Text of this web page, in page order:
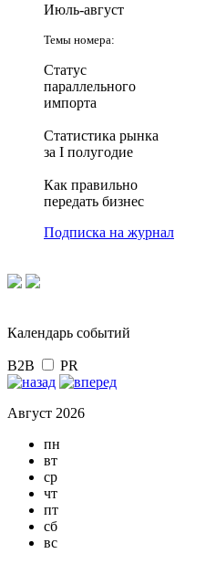
Июль-август
Темы номера:
Статус
параллельного
импорта
Статистика рынка
за I полугодие
Как правильно
передать бизнес
Подписка на журнал
Календарь событий
B2B PR
Август 2026
пн
вт
ср
чт
пт
сб
вс